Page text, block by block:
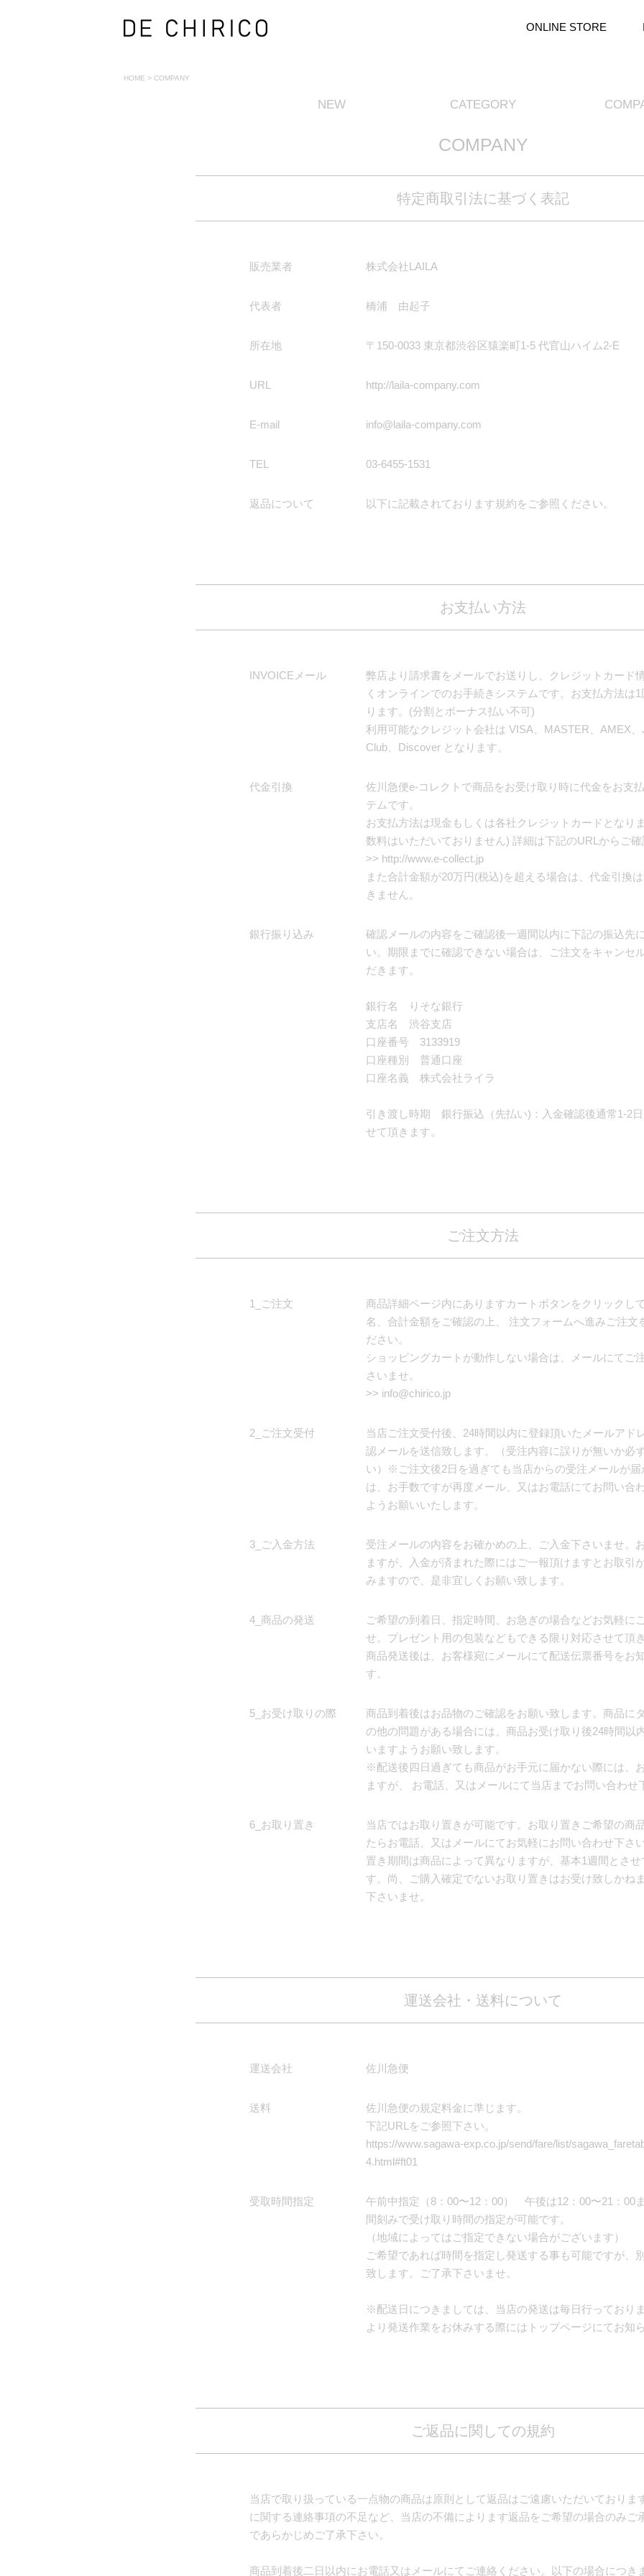
ONLINE STORE
HOME > COMPANY
NEW CATEGORY
COMPANY
特定商取引法に基づく表記
販売業者 株式会社LAILA
代表者 橋浦 由起子
所在地 〒150-0033 東京都渋谷区猿楽町1-5 代官山ハイム2-E
URL http://laila-company.com
E-mail info@laila-company.com
TEL 03-6455-1531
返品について 以下に記載されております規約をご参照ください。
お支払い方法
INVOICEメール
弊店より請求書をメールでお送りし、クレジットカード
くオンラインでのお手続きシステムです。お支払方法は
ります。(分割とボーナス払い不可)
利用可能なクレジット会社は VISA、MASTER、AMEX
Club、Discover となります。
代金引換
佐川急便e-コレクトで商品をお受け取り時に代金をお支
テムです。
お支払方法は現金もしくは各社クレジットカードとなり
数料はいただいておりません) 詳細は下記のURLからご確
>> http://www.e-collect.jp
また合計金額が20万円(税込)を超える場合は、代金引換
きません。
銀行振り込み
確認メールの内容をご確認後一週間以内に下記の振込先
い。期限までに確認できない場合は、ご注文をキャンセ
だきます。
銀行名 りそな銀行
支店名 渋谷支店
口座番号 3133919
口座種別 普通口座
口座名義 株式会社ライラ
引き渡し時期 銀行振込（先払い)：入金確認後通常1-2日
せて頂きます。
ご注文方法
1_ご注文
商品詳細ページ内にありますカートボタンをクリックし
名、合計金額をご確認の上、 注文フォームへ進みご注文
ださい。
ショッピングカートが動作しない場合は、メールにてご
さいませ。
>> info@chirico.jp
2_ご注文受付
当店ご注文受付後、24時間以内に登録頂いたメールアド
認メールを送信致します。（受注内容に誤りが無いか必
い）※ご注文後2日を過ぎても当店からの受注メールが届
は、お手数ですが再度メール、又はお電話にてお問い合
ようお願いいたします。
3_ご入金方法
受注メールの内容をお確かめの上、ご入金下さいませ。
ますが、入金が済まれた際にはご一報頂けますとお取引
みますので、是非宜しくお願い致します。
4_商品の発送
ご希望の到着日、指定時間、お急ぎの場合などお気軽に
せ。プレゼント用の包装などもできる限り対応させて頂き
商品発送後は、お客様宛にメールにて配送伝票番号をお
す。
5_お受け取りの際
商品到着後はお品物のご確認をお願い致します。商品に
の他の問題がある場合には、商品お受け取り後24時間以
いますようお願い致します。
※配送後四日過ぎても商品がお手元に届かない際には、
ますが、 お電話、又はメールにて当店までお問い合わせ
6_お取り置き
当店ではお取り置きが可能です。お取り置きご希望の商
たらお電話、又はメールにてお気軽にお問い合わせ下さ
置き期間は商品によって異なりますが、基本1週間とさせ
す。尚、ご購入確定でないお取り置きはお受け致しかね
下さいませ。
運送会社・送料について
運送会社 佐川急便
送料
佐川急便の規定料金に準じます。
下記URLをご参照下さい。
https://www.sagawa-exp.co.jp/send/fare/list/
4.html#ft01
受取時間指定
午前中指定（8：00〜12：00） 午後は12：00〜21：00
間刻みで受け取り時間の指定が可能です。
（地域によってはご指定できない場合がございます）
ご希望であれば時間を指定し発送する事も可能ですが、
致します。ご了承下さいませ。
※配送日につきましては、当店の発送は毎日行っており
より発送作業をお休みする際にはトップページにてお知
ご返品に関しての規約
当店で取り扱っている一点物の商品は原則として返品はご遠慮いただいておりま
に関する連絡事項の不足など、当店の不備によります返品をご希望の場合のみご
であらかじめご了承下さい。
商品到着後二日以内にお電話又はメールにてご連絡ください。以下の場合につき